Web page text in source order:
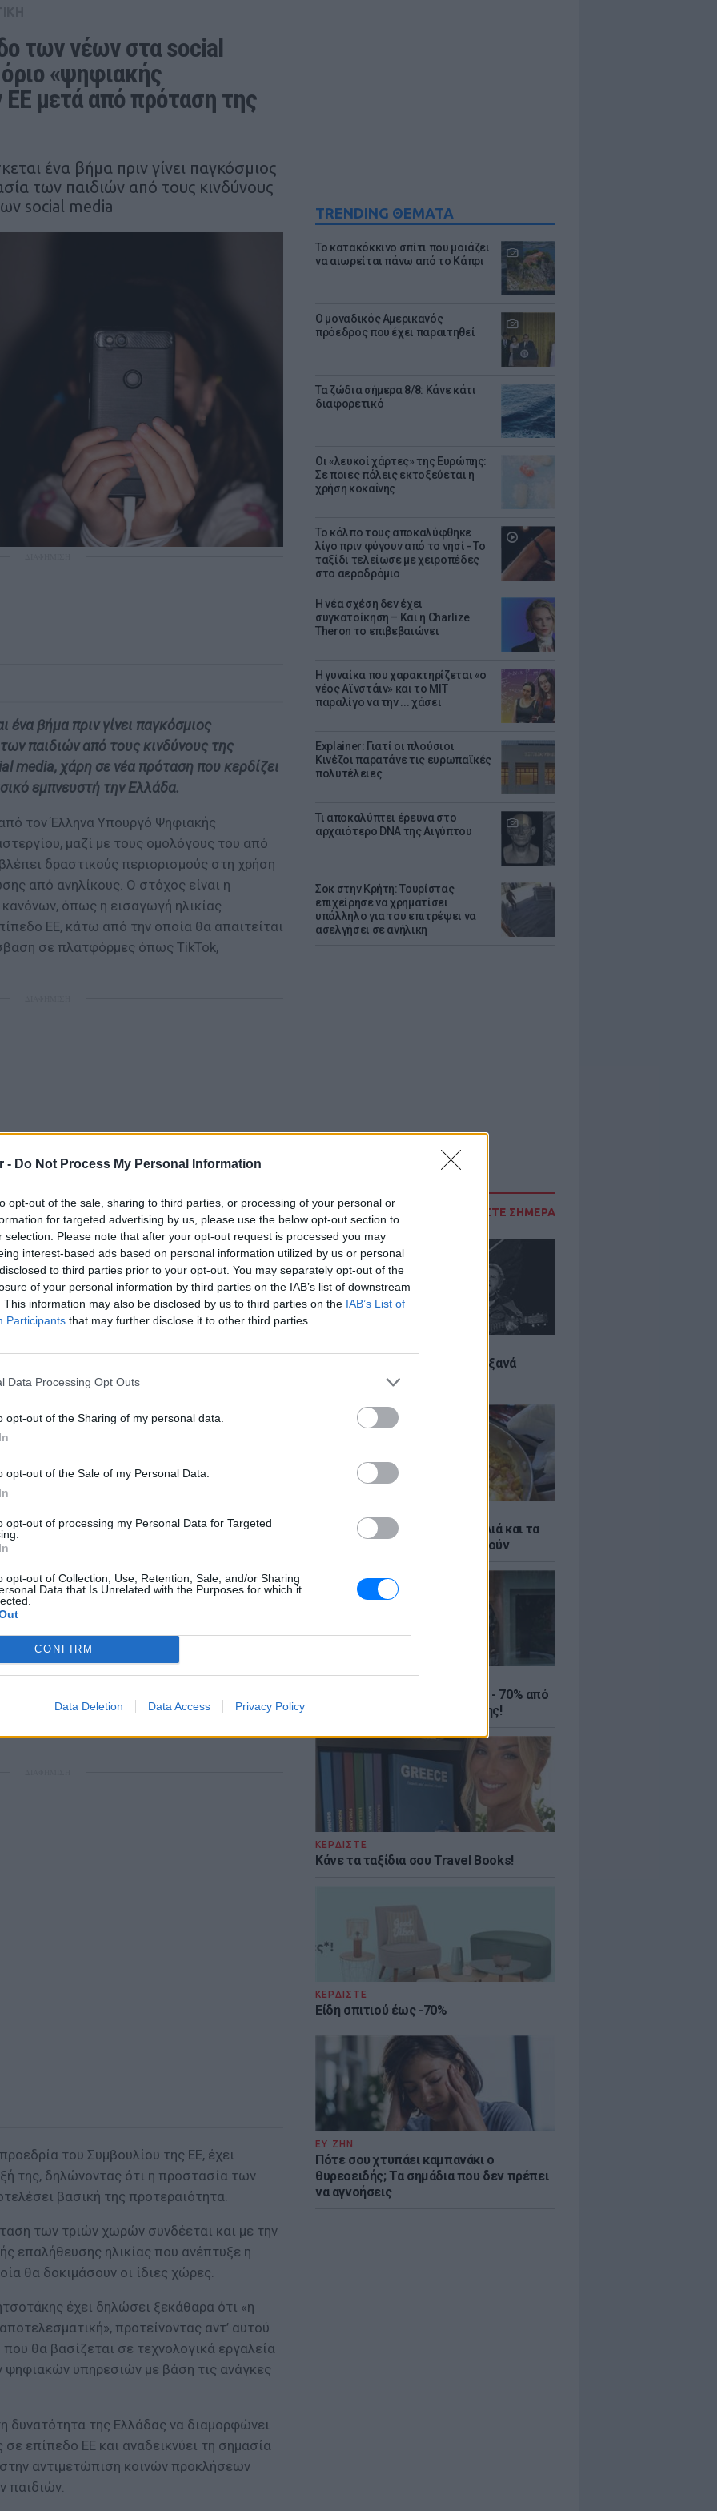
- Do Not Process My Personal Information
opt-out of the sale, sharing to third parties, or processing of your personal or
for targeted advertising by us, please use the below opt-out section to
selection. Please note that after your opt-out request is processed you may
interest-based ads based on personal information utilized by us or personal
to third parties prior to your opt-out. You may separately opt-out of the
of your personal information by third parties on the IAB’s list of downstream
This information may also be disclosed by us to third parties on the IAB’s List of
Participants that may further disclose it to other third parties.
Data Processing Opt Outs
opt-out of the Sharing of my personal data.
opt-out of the Sale of my Personal Data.
opt-out of processing my Personal Data for Targeted
opt-out of Collection, Use, Retention, Sale, and/or Sharing
Data that Is Unrelated with the Purposes for which it
CONFIRM
Data Deletion Data Access Privacy Policy
TRENDING ΘΕΜΑΤΑ
Το κατακόκκινο σπίτι που μοιάζει
να αιωρείται πάνω από το Κάπρι
Ο μοναδικός Αμερικανός
πρόεδρος που έχει παραιτηθεί
Τα ζώδια σήμερα 8/8: Κάνε κάτι
διαφορετικό
Οι «λευκοί χάρτες» της Ευρώπης:
Σε ποιες πόλεις εκτοξεύεται η
χρήση κοκαΐνης
Το κόλπο τους αποκαλύφθηκε
λίγο πριν φύγουν από το νησί - Το
ταξίδι τελείωσε με χειροπέδες
στο αεροδρόμιο
Η νέα σχέση δεν έχει
συγκατοίκηση – Και η Charlize
Theron το επιβεβαιώνει
Η γυναίκα που χαρακτηρίζεται «ο
νέος Αϊνστάιν» και το MIT
παραλίγο να την ... χάσει
Explainer: Γιατί οι πλούσιοι
Κινέζοι παρατάνε τις ευρωπαϊκές
πολυτέλειες
Τι αποκαλύπτει έρευνα στο
αρχαιότερο DNA της Αιγύπτου
Σοκ στην Κρήτη: Τουρίστας
επιχείρησε να χρηματίσει
υπάλληλο για του επιτρέψει να
ασελγήσει σε ανήλικη
ΔΙΑΒΑΣΤΕ ΣΗΜΕΡΑ
5 one-hit wonders που έγιναν ξανά
διάσημοι από… ατύχημα
Ελληνικό γιαούρτι: Μία κουταλιά και τα
scrambled eggs θα απογειωθούν
ΚΕΡΔΙΣΤΕ
Καλοκαιρινές εκπτώσεις έως - 70% από
τα μεγαλύτερα eshops ένδυσης!
ΚΕΡΔΙΣΤΕ
Κάνε τα ταξίδια σου Travel Books!
ΚΕΡΔΙΣΤΕ
Είδη σπιτιού έως -70%
ΕΥ ΖΗΝ
Πότε σου χτυπάει καμπανάκι ο
θυρεοειδής; Τα σημάδια που δεν πρέπει
να αγνοήσεις
των νέων στα social
«ψηφιακής
ΕΕ μετά από πρόταση της
ένα βήμα πριν γίνει παγκόσμιος
των παιδιών από τους κινδύνους
social media
βήμα πριν γίνει παγκόσμιος
παιδιών από τους κινδύνους της
media, χάρη σε νέα πρόταση που κερδίζει
εμπνευστή την Ελλάδα.
τον Έλληνα Υπουργό Ψηφιακής
μαζί με τους ομολόγους του από
δραστικούς περιορισμούς στη χρήση
από ανηλίκους. Ο στόχος είναι η
όπως η εισαγωγή ηλικίας
ΕΕ, κάτω από την οποία θα απαιτείται
σε πλατφόρμες όπως TikTok,
ηγείται αυτής της προσπάθειας με
αλλά τη δημιουργία ενός πλαισίου που θα
ηλικίας και στον σχεδιασμό ψηφιακών
εθισμό των ανηλίκων.
στιγμή που η Ευρωπαϊκή Επιτροπή ήδη
online πλατφορμών μέσω του Νόμου για
όμως το σχέδιο Ελλάδας, Γαλλίας και
βήματα: υποχρεωτικούς
στο επίπεδο των συσκευών (και όχι
γονικούς ελέγχους και
autoplay, οι προσωποποιημένες
παράθυρα που αυξάνουν την
το POLITICO, η πρόταση έχει ήδη
μελών, ενώ αναμένεται να τεθεί σε
Υπουργών Ψηφιακής Πολιτικής στις
του Συμβουλίου της ΕΕ, έχει
της, δηλώνοντας ότι η προστασία των
βασική της προτεραιότητα.
των τριών χωρών συνδέεται και με την
επαλήθευσης ηλικίας που ανέπτυξε η
θα δοκιμάσουν οι ίδιες χώρες.
έχει δηλώσει ξεκάθαρα ότι «η
προτείνοντας αντ’ αυτού
θα βασίζεται σε τεχνολογικά εργαλεία
υπηρεσιών με βάση τις ανάγκες
δυνατότητα της Ελλάδας να διαμορφώνει
σε επίπεδο ΕΕ και αναδεικνύει τη σημασία
αντιμετώπιση κοινών προκλήσεων
παιδιών.